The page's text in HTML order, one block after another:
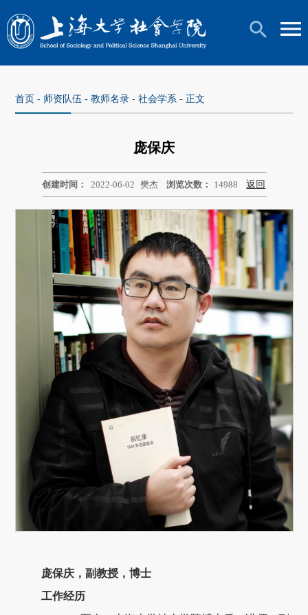
首页 - 师资队伍 -教师名录 -社会学系 - 正文
庞保庆
创建时间：2022-06-02 樊杰 浏览次数： 14988 返回
庞保庆，副教授，博士
工作经历